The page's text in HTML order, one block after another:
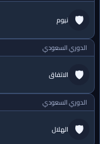
🛡 نيوم
الدوري السعودي
🛡 الاتفاق
الدوري السعودي
🛡 الهلال